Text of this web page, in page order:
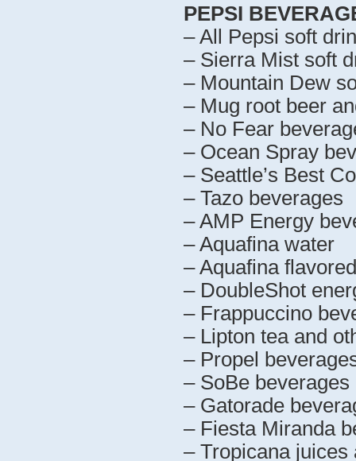
PEPSI
– All Pepsi soft
– Sierra Mist soft
– Mountain Dew
– Mug root beer
– No Fear
– Ocean Spray
– Seattle’s Best
– Tazo beverages
– AMP Energy
– Aquafina water
– Aquafina
– DoubleShot
– Frappuccino
– Lipton tea and
– Propel
– SoBe beverages
– Gatorade
– Fiesta Miranda
– Tropicana juices